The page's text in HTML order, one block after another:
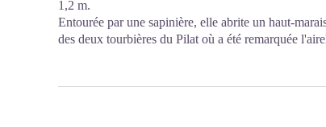
1,2 m.
Entourée par une sapinière, elle abrite un haut-
des deux tourbières du Pilat où a été remarquée